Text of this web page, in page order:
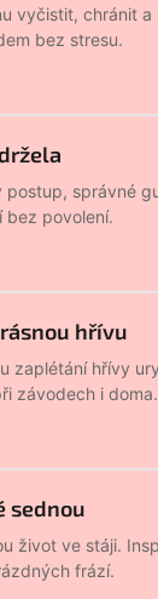
vyčistit, chránit
bez stresu.
správné
bez povolení.
hřívu
zaplétání hřívy
závodech i doma.
sednou
život ve stáji.
frází.